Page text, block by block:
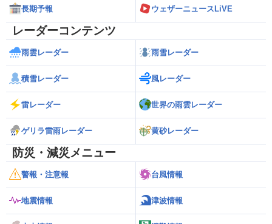
長期予報 ウェザーニュースLiVE
レーダーコンテンツ
雨雲レーダー 雨雪レーダー
積雪レーダー 風レーダー
雷レーダー 世界の雨雲レーダー
ゲリラ雷雨レーダー 黄砂レーダー
防災・減災メニュー
警報・注意報 台風情報
地震情報 津波情報